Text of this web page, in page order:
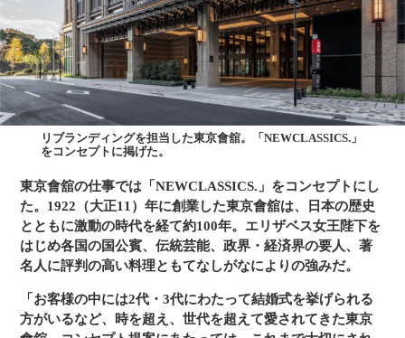
リブランディングを担当した東京會舘。「NEWCLASSICS.」
をコンセプトに掲げた。
東京會舘の仕事では「NEWCLASSICS.」をコンセプトにし
た。1922（大正11）年に創業した東京會舘は、日本の歴史
とともに激動の時代を経て約100年。エリザベス女王陛下を
はじめ各国の国公賓、伝統芸能、政界・経済界の要人、著
名人に評判の高い料理ともてなしがなによりの強みだ。
「お客様の中には2代・3代にわたって結婚式を挙げられる
方がいるなど、時を超え、世代を超えて愛されてきた東京